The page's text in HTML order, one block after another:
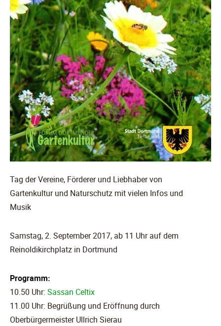
Tag der Vereine, Förderer und Liebhaber von
Gartenkultur und Naturschutz mit vielen Infos und
Musik
Samstag, 2. September 2017, ab 11 Uhr auf dem
Reinoldikirchplatz in Dortmund
Programm:
10.50 Uhr: Sassan Celtix
11.00 Uhr: Begrüßung und Eröffnung durch
Oberbürgermeister Ullrich Sierau